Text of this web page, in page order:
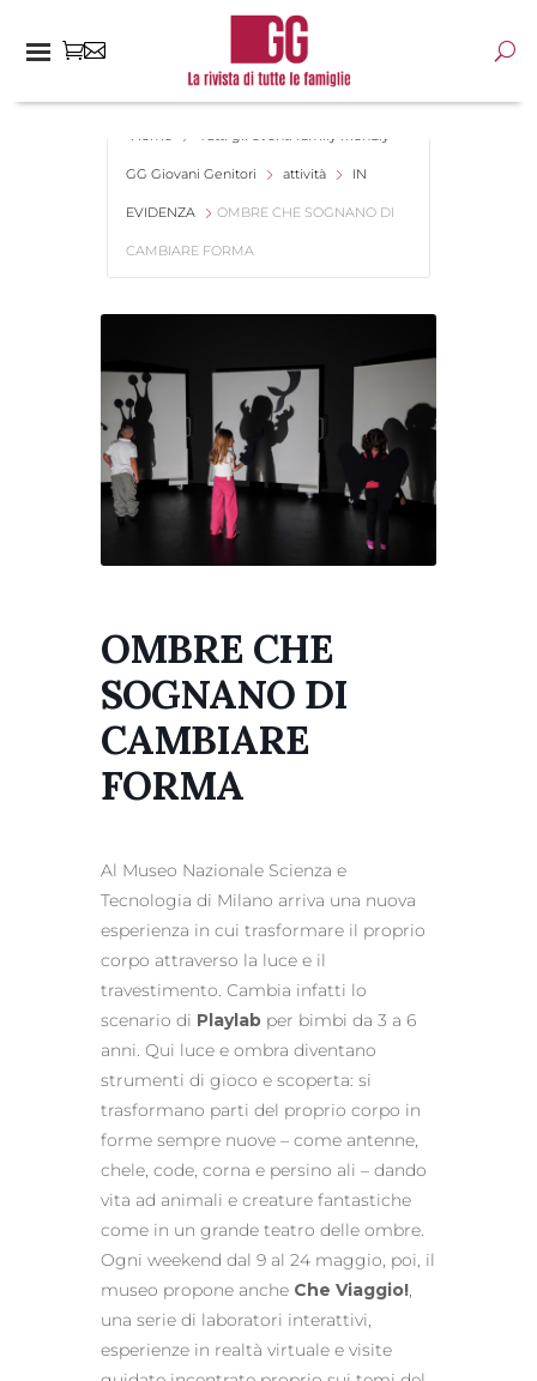
Home Tutti gli eventi family friendly -
GG Giovani Genitori attività IN
EVIDENZA OMBRE CHE SOGNANO DI
CAMBIARE FORMA
OMBRE CHE
SOGNANO DI
CAMBIARE
FORMA
Al Museo Nazionale Scienza e
Tecnologia di Milano arriva una nuova
esperienza in cui trasformare il proprio
corpo attraverso la luce e il
travestimento. Cambia infatti lo
scenario di Playlab per bimbi da 3 a 6
anni. Qui luce e ombra diventano
strumenti di gioco e scoperta: si
trasformano parti del proprio corpo in
forme sempre nuove – come antenne,
chele, code, corna e persino ali – dando
vita ad animali e creature fantastiche
come in un grande teatro delle ombre.
Ogni weekend dal 9 al 24 maggio, poi, il
museo propone anche Che Viaggio!,
una serie di laboratori interattivi,
esperienze in realtà virtuale e visite